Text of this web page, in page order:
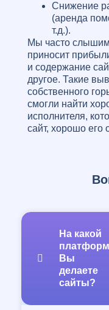
Снижение
(аренда
т.д.).
Мы часто слышим
приносит
и содержание
другое. Такие
собственного
смогли найти
исполнителя,
сайт, хорошо его
задач! И это не
доказательств
работаем на
насмотрелся
себя
списком и
изначально в
заведениях, и
На какой
Вы
делаете
сайты?